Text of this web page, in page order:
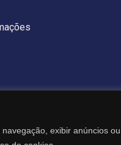
exibir anúncios